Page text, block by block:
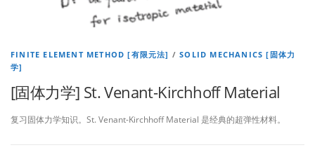
FINITE ELEMENT METHOD [有限元法] /SOLID MECHANICS [固体力
学]
[固体力学] St. Venant-Kirchhoff Material
复习固体力学知识。St. Venant-Kirchhoff Material 是经典的超弹性材料。